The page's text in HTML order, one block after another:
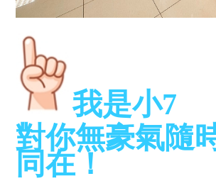
我是小7
對你無豪氣隨
同在！